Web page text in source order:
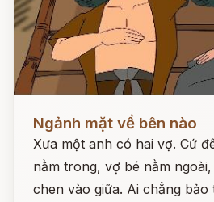
Ngảnh mặt về bên nào
Xưa một anh có hai vợ. Cứ
nằm trong, vợ bé nằm
chen vào giữa. Ai chẳng bảo